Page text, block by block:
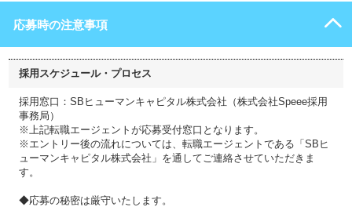
応募時の注意事項
採用スケジュール・プロセス
採用窓口：SBヒューマンキャピタル株式会社（株式会社Speee採用
事務局）
※上記転職エージェントが応募受付窓口となります。
※エントリー後の流れについては、転職エージェントである「SBヒ
ューマンキャピタル株式会社」を通してご連絡させていただきま
す。
◆応募の秘密は厳守いたします。